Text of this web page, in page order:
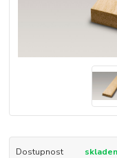
Dostupnost